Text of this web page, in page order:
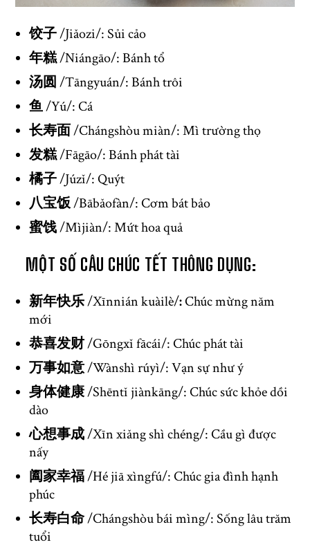
饺子/Jiǎozi/: Sủi cảo
年糕/Niángāo/: Bánh tổ
汤圆 /Tāngyuán/: Bánh trôi
鱼/Yú/: Cá
长寿面/Chángshòu miàn/: Mì trường thọ
发糕/Fāgāo/: Bánh phát tài
橘子/Júzǐ/: Quýt
八宝饭/Bābǎofàn/: Cơm bát bảo
蜜饯/Mìjiàn/: Mứt hoa quả
MỘT SỐ CÂU CHÚC TẾT THÔNG DỤNG:
新年快乐/Xīnnián kuàilè/:Chúc mừng năm
mới
恭喜发财/Gōngxǐ fācái/: Chúc phát tài
万事如意/Wànshì rúyì/: Vạn sự như ý
身体健康/Shēntǐ jiànkāng/: Chúc sức khỏe dồi
dào
心想事成/Xīn xiǎng shì chéng/: Cầu gì được
nấy
阖家幸福/Hé jiā xìngfú/: Chúc gia đình hạnh
phúc
长寿白命/Chángshòu bái mìng/: Sống lâu trăm
tuổi